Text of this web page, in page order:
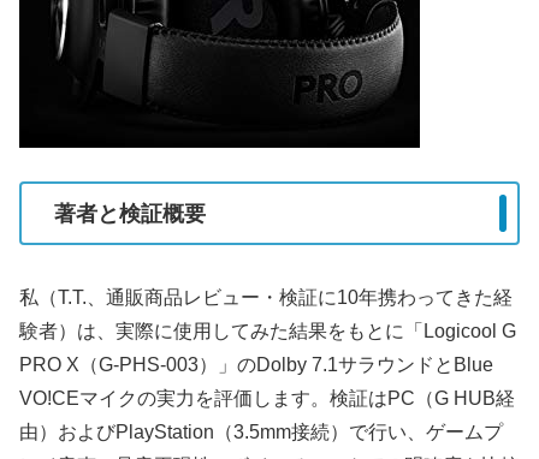
著者と検証概要
私（T.T.、通販商品レビュー・検証に10年携わってきた経
験者）は、実際に使用してみた結果をもとに「Logicool G
PRO X（G-PHS-003）」のDolby 7.1サラウンドとBlue
VO!CEマイクの実力を評価します。検証はPC（G HUB経
由）およびPlayStation（3.5mm接続）で行い、ゲームプ